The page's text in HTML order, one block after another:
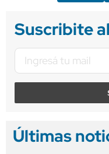
Suscribite
Últimas